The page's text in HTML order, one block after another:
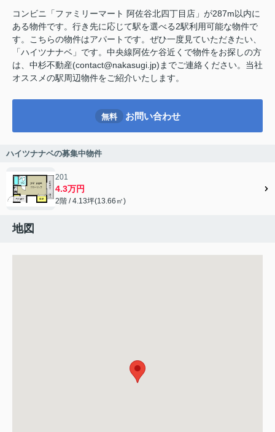
コンビニ「ファミリーマート 阿佐谷北四丁目店」が287m以内に
ある物件です。行き先に応じて駅を選べる2駅利用可能な物件で
す。こちらの物件はアパートです。ぜひ一度見ていただきたい、
「ハイツナナベ」です。中央線阿佐ケ谷近くで物件をお探しの方
は、中杉不動産(contact@nakasugi.jp)までご連絡ください。当社
オススメの駅周辺物件をご紹介いたします。
無料 お問い合わせ
ハイツナナベの募集中物件
201
4.3万円
2階 / 4.13坪(13.66㎡)
地図